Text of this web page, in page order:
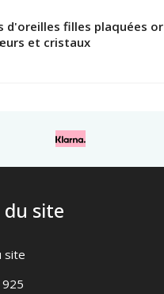
d'oreilles filles plaquées or
et cristaux
du site
site